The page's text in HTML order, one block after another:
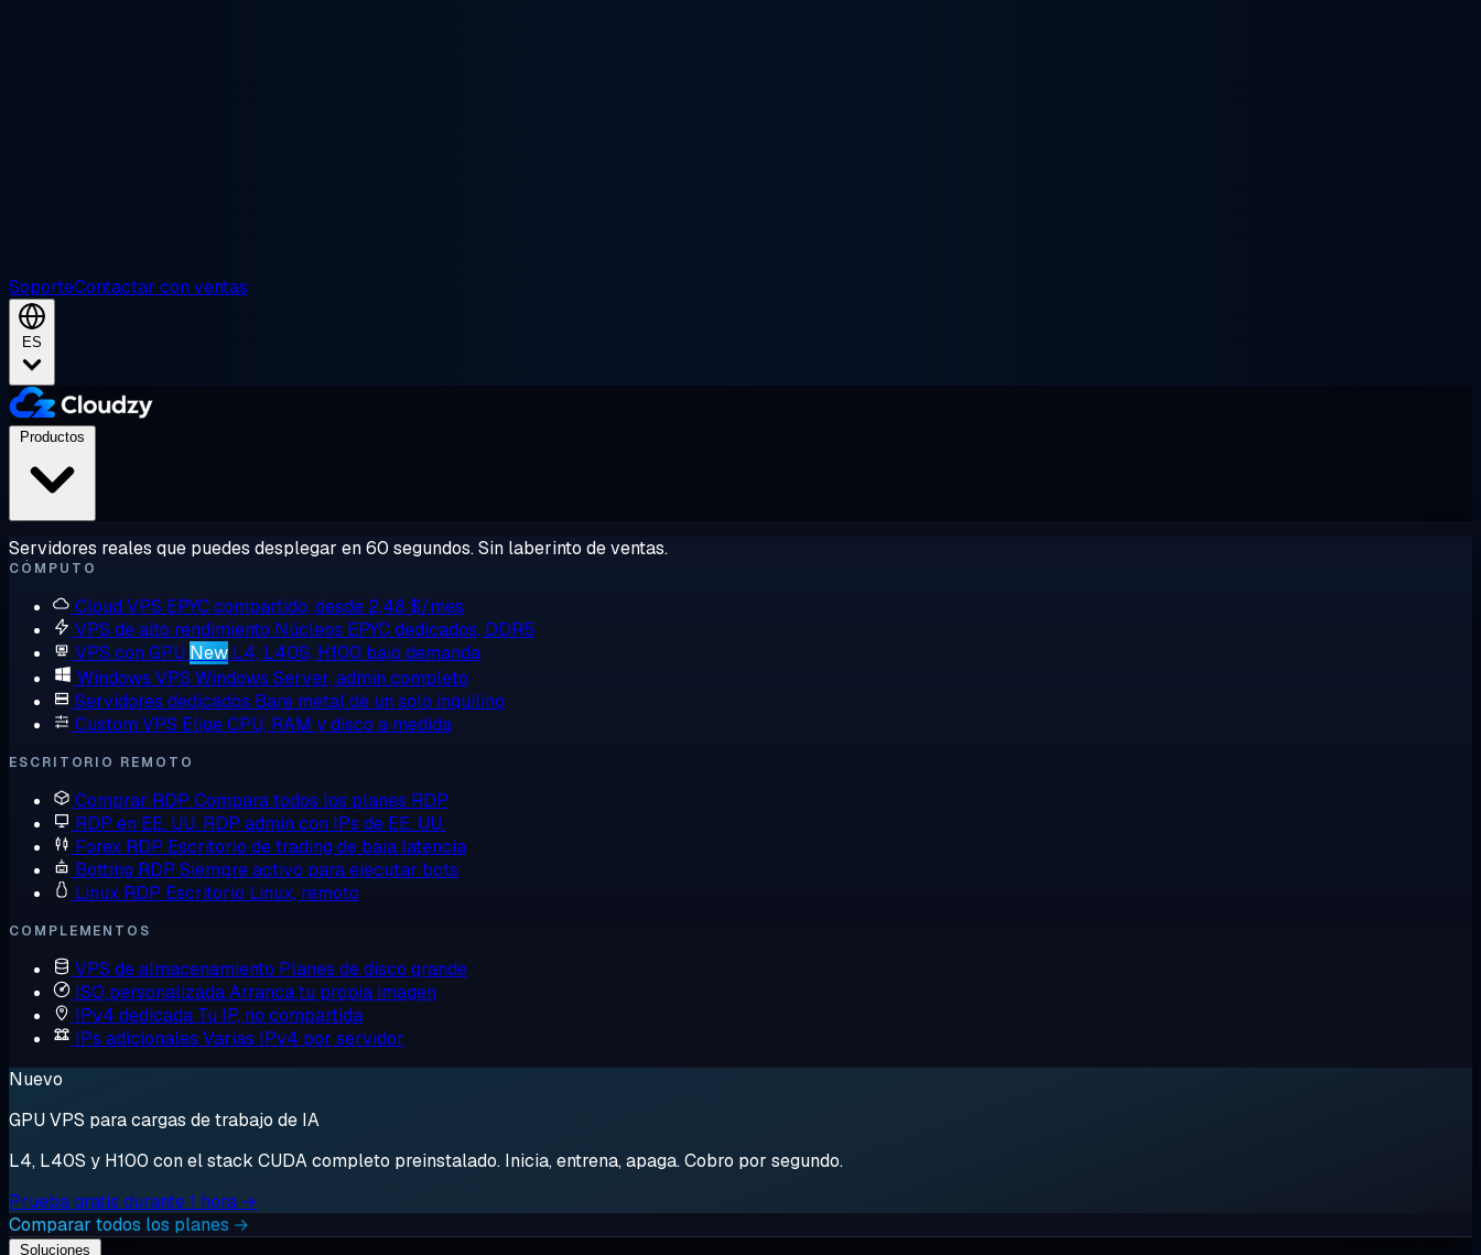
SoporteContactar con ventas
ES
Servidores reales que puedes desplegar en 60 segundos. Sin laberinto de ventas.
CÓMPUTO
Cloud VPS EPYC compartido, desde 2,48 $/mes
VPS de alto rendimiento Núcleos EPYC dedicados, DDR5
VPS con GPU New L4, L40S, H100 bajo demanda
Windows VPS Windows Server, admin completo
Servidores dedicados Bare metal de un solo inquilino
Custom VPS Elige CPU, RAM y disco a medida
ESCRITORIO REMOTO
Comprar RDP Compara todos los planes RDP
RDP en EE. UU. RDP admin con IPs de EE. UU.
Forex RDP Escritorio de trading de baja latencia
Botting RDP Siempre activo para ejecutar bots
Linux RDP Escritorio Linux, remoto
COMPLEMENTOS
VPS de almacenamiento Planes de disco grande
ISO personalizadaArranca tu propia imagen
IPv4 dedicada Tu IP, no compartida
IPs adicionales Varias IPv4 por servidor
Nuevo
GPU VPS para cargas de trabajo de IA
L4, L40S y H100 con el stack CUDA completo preinstalado. Inicia, entrena, apaga. Cobro por segundo.
Prueba gratis durante 1 hora →
Comparar todos los planes →